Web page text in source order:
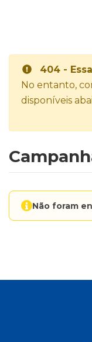
404 -
No entanto,
disponíveis
Não foram